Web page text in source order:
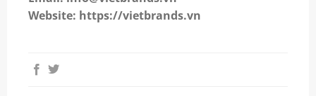
Website: https://vietbrands.vn